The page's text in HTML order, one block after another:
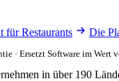
Restaurants Die
· Ersetzt Software im Wert
in über 190